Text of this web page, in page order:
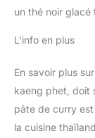
un thé noir glacé
L’info en plus
En savoir plus
kaeng phet, doit
pâte de curry est
la cuisine